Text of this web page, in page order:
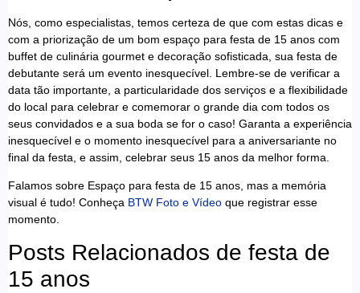
Nós, como especialistas, temos certeza de que com estas dicas e
com a priorização de um bom espaço para festa de 15 anos com
buffet de culinária gourmet e decoração sofisticada, sua festa de
debutante será um evento inesquecível. Lembre-se de verificar a
data tão importante, a particularidade dos serviços e a flexibilidade
do local para celebrar e comemorar o grande dia com todos os
seus convidados e a sua boda se for o caso! Garanta a experiência
inesquecível e o momento inesquecível para a aniversariante no
final da festa, e assim, celebrar seus 15 anos da melhor forma.
Falamos sobre Espaço para festa de 15 anos, mas a memória
visual é tudo! Conheça BTW Foto e Vídeo que registrar esse
momento.
Posts Relacionados de festa de
15 anos